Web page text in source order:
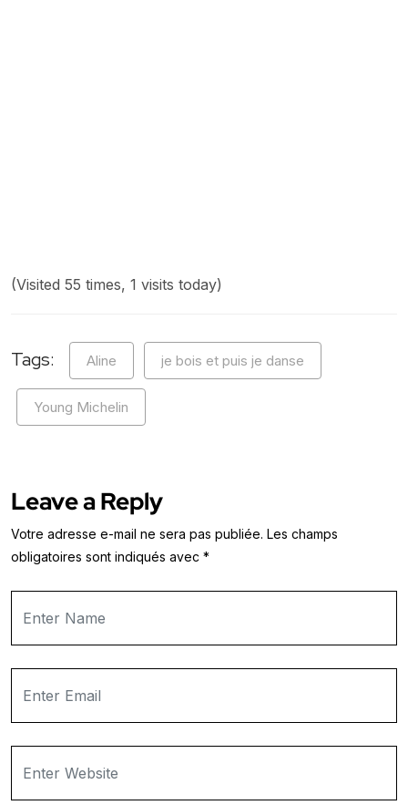
(Visited 55 times, 1 visits today)
Tags: Aline je bois et puis je danse
Young Michelin
Leave a Reply
Votre adresse e-mail ne sera pas publiée. Les champs
obligatoires sont indiqués avec *